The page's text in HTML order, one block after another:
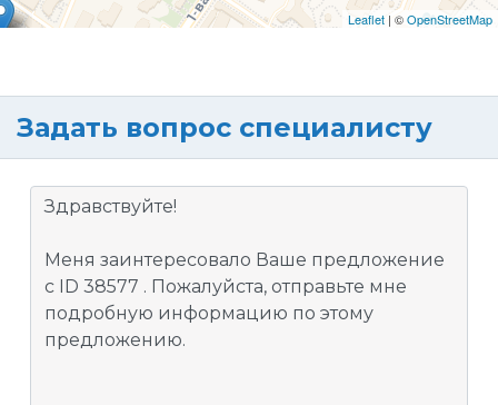
Leaflet | ©OpenStreetMap
Задать вопрос специалисту